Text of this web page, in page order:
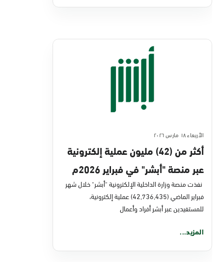
الأربعاء ١٨ مارس ٢٠٢٦
أكثر من (42) مليون عملية إلكترونية
عبر منصة "أبشر" في فبراير 2026م
نفذت منصة وزارة الداخلية الإلكترونية "أبشر" خلال شهر
فبراير الماضي (42,736,435) عملية إلكترونية،
للمستفيدين عبر أبشر أفراد وأعمال
المزيد...